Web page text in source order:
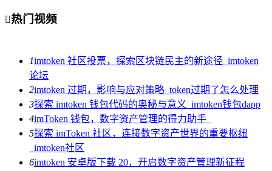
热门视频
1imtoken 社区投票，探索区块链民主的新途径_imtoken
论坛
2imtoken 过期，影响与应对策略_token过期了怎么处理
3探索 imtoken 钱包代码的奥秘与意义_imtoken钱包dapp
4imToken 钱包，数字资产管理的得力助手_
5探索 imToken 社区，连接数字资产世界的重要枢纽
_imtoken社区
6imtoken 安卓版下载 20，开启数字资产管理新征程